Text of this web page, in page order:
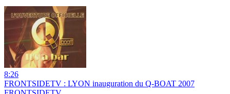
8:26
FRONTSIDETV : LYON inauguration du Q-BOAT 2007